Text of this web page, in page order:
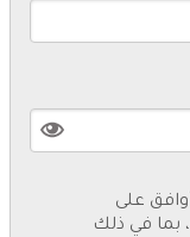
، بما في ذلك